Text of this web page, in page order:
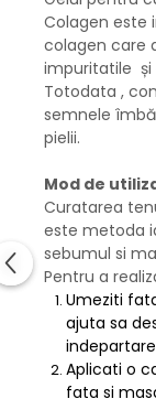
Colagen este
colagen care
impuritatile și
Totodata ,
semnele
pielii.
Mod de
Curatarea
este metoda
sebumul si
Pentru a
Umeziti
ajuta sa
Aplicati o
fata si